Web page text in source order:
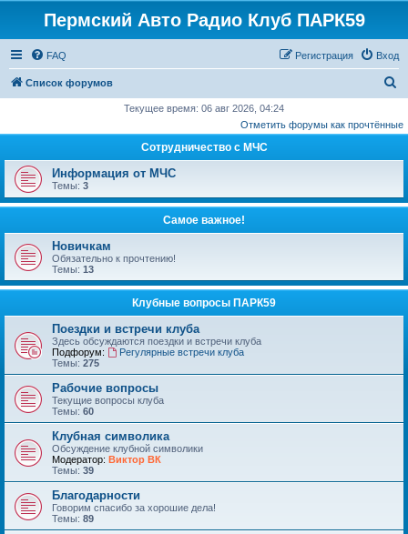
Пермский Авто Радио Клуб ПАРК59
FAQ Вход
Регистрация
Список форумов
и
Текущее время: 06 авг 2026, 04:24
Отметить форумы как прочтённые
Сотрудничество с МЧС
Информация от МЧС
Темы: 3
Самое важное!
Новичкам
Обязательно к прочтению!
Темы: 13
Клубные вопросы ПАРК59
Поездки и встречи клуба
Здесь обсуждаются поездки и встречи клуба
Подфорум:
Регулярные встречи клуба
Темы: 275
Рабочие вопросы
Текущие вопросы клуба
Темы: 60
Клубная символика
Обсуждение клубной символики
Модератор: Виктор ВК
Темы: 39
Благодарности
Говорим спасибо за хорошие дела!
Темы: 89